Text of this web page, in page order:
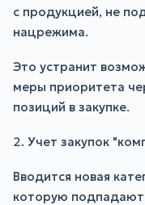
с продукцией, не
нацрежима.
Это устранит
меры приоритета
позиций в закупке.
2. Учет закупок
Вводится новая
которую